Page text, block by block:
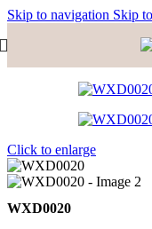
Skip to navigation Skip
Click to enlarge
WXD0020